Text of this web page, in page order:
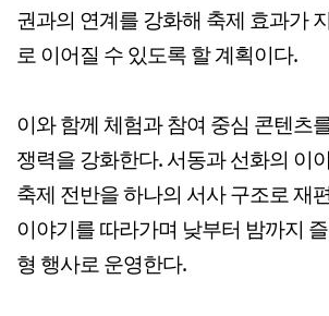
권과의 연계를 강화해 축제 효과가
로 이어질 수 있도록 할 계획이다.
이와 함께 체험과 참여 중심 콘텐츠
쟁력을 강화한다. 서동과 선화의 이
축제 전반을 하나의 서사 구조로 재
이야기를 따라가며 낮부터 밤까지
형 행사로 운영한다.